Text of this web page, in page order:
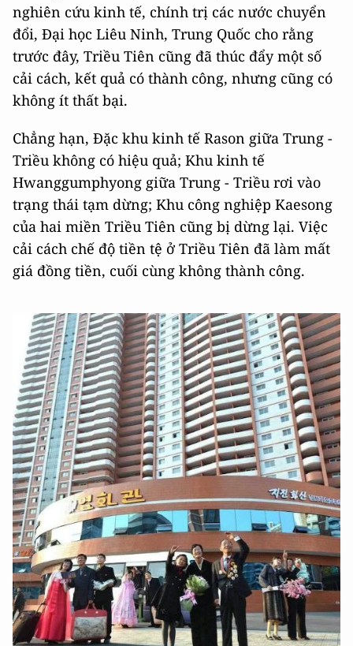
nghiên cứu kinh tế, chính trị các nước chuyển
đổi, Đại học Liêu Ninh, Trung Quốc cho rằng
trước đây, Triều Tiên cũng đã thúc đẩy một số
cải cách, kết quả có thành công, nhưng cũng có
không ít thất bại.
Chẳng hạn, Đặc khu kinh tế Rason giữa Trung -
Triều không có hiệu quả; Khu kinh tế
Hwanggumphyong giữa Trung - Triều rơi vào
trạng thái tạm dừng; Khu công nghiệp Kaesong
của hai miền Triều Tiên cũng bị dừng lại. Việc
cải cách chế độ tiền tệ ở Triều Tiên đã làm mất
giá đồng tiền, cuối cùng không thành công.